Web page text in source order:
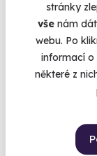
stránky
vše nám
webu. Po
informací o
některé z
(+ 6 dalších
1 399 Kč